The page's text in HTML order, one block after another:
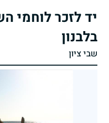
יד לזכר לוחמי
בלבנון
שבי ציון